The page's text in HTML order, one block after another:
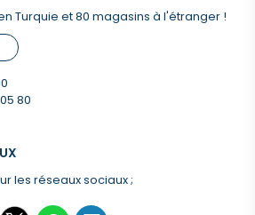
Turquie et 80 magasins à l'étranger !
80
les réseaux sociaux ;